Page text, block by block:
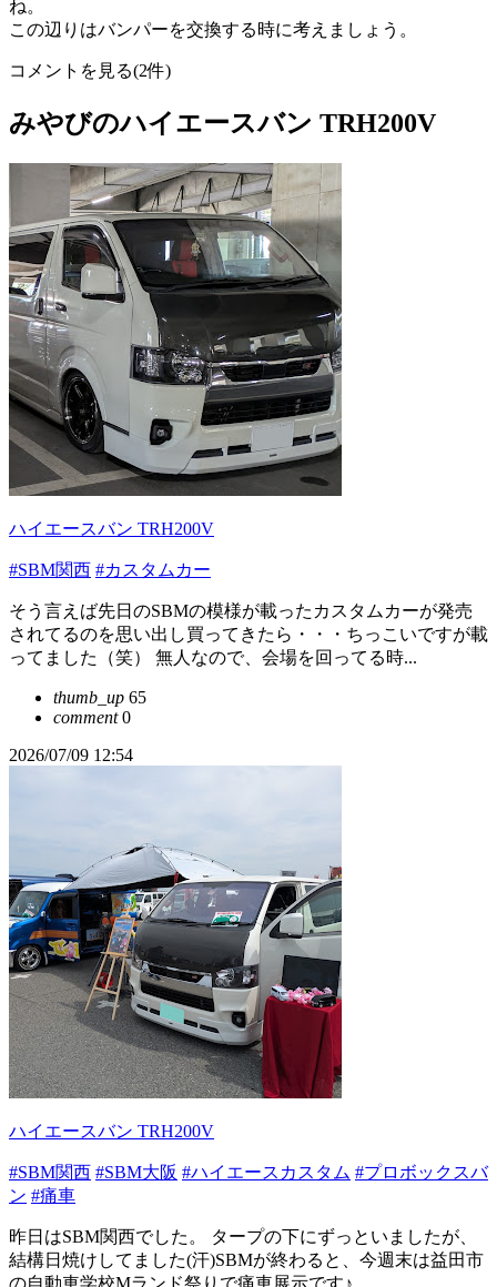
ね。
この辺りはバンパーを交換する時に考えましょう。
コメントを見る(2件)
みやびのハイエースバン TRH200V
ハイエースバン TRH200V
#SBM関西 #カスタムカー
そう言えば先日のSBMの模様が載ったカスタムカーが発売
されてるのを思い出し買ってきたら・・・ちっこいですが載
ってました（笑） 無人なので、会場を回ってる時...
thumb_up 65
comment0
2026/07/09 12:54
ハイエースバン TRH200V
#SBM関西 #SBM大阪 #ハイエースカスタム #プロボックスバ
ン #痛車
昨日はSBM関西でした。 タープの下にずっといましたが、
結構日焼けしてました(汗)SBMが終わると、今週末は益田市
の自動車学校Mランド祭りで痛車展示です♪